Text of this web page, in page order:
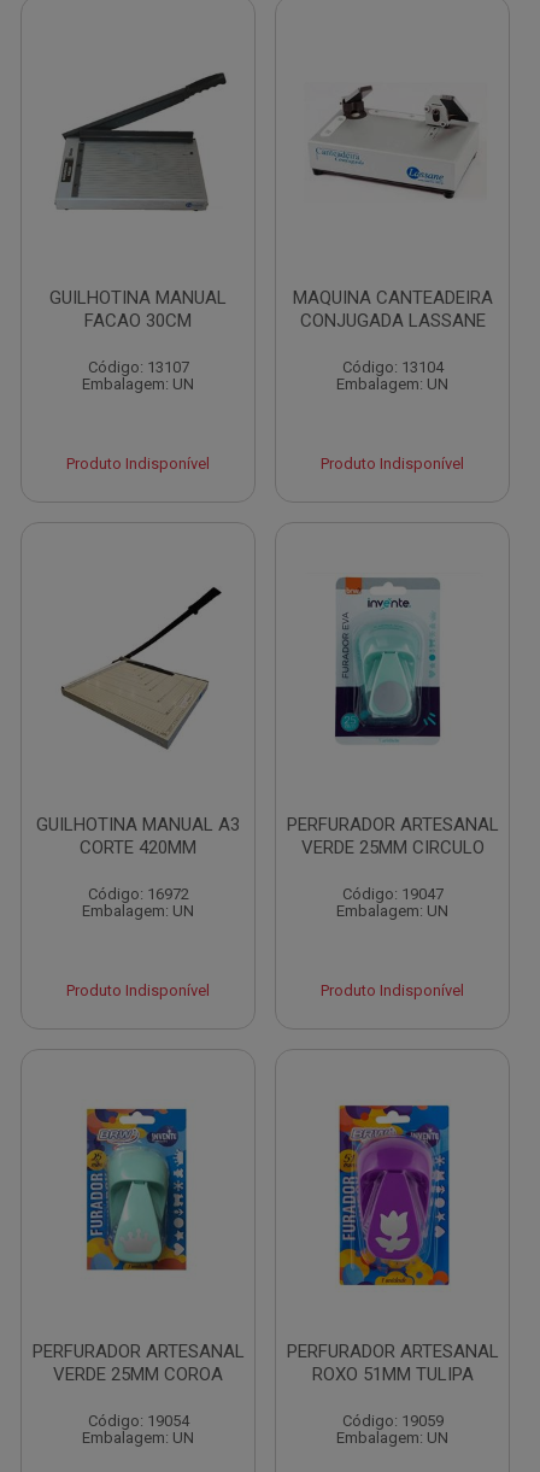
GUILHOTINA MANUAL
FACAO 30CM
Código: 13107
Embalagem: UN
Produto Indisponível
MAQUINA CANTEADEIRA
CONJUGADA LASSANE
Código: 13104
Embalagem: UN
Produto Indisponível
GUILHOTINA MANUAL A3
CORTE 420MM
Código: 16972
Embalagem: UN
Produto Indisponível
PERFURADOR ARTESANAL
VERDE 25MM CIRCULO
Código: 19047
Embalagem: UN
Produto Indisponível
PERFURADOR ARTESANAL
VERDE 25MM COROA
Código: 19054
Embalagem: UN
PERFURADOR ARTESANAL
ROXO 51MM TULIPA
Código: 19059
Embalagem: UN